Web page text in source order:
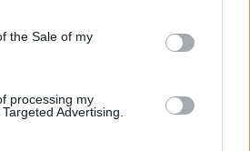
the Sale of my
processing my
Advertising.
squadre create
Samoa, Savaii Samoa,
Tonga. Le squadre
a un torneo con girone